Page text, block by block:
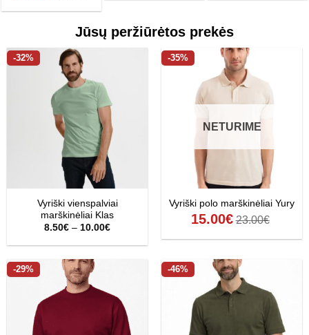
Jūsų peržiūrėtos prekės
-32%
Vyriški vienspalviai
marškinėliai Klas
8.50€ – 10.00€Price
8.50€
-35%
NETURIME
Vyriški polo marškinėliai Yury
15.00€ 23.00€
-29% -46%